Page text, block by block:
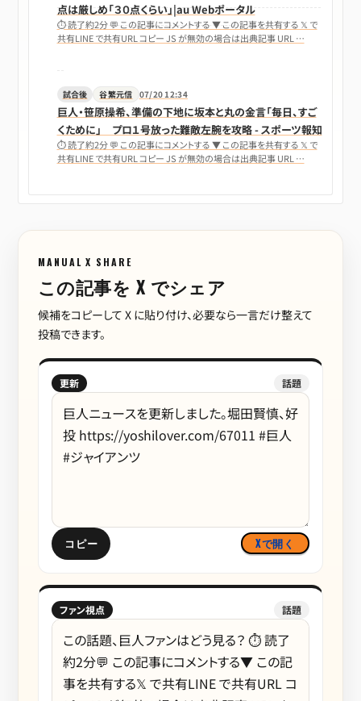
点は厳しめ「３０点くらい」|au Webポータル
⏱ 読了約2分 💬 この記事にコメントする ▼ この記事を共有する 𝕏 で
共有LINE で共有URL コピー JS が無効の場合は出典記事 URL …
試合後 谷繁元信 07/20 12:34
巨人・笹原操希、準備の下地に坂本と丸の金言「毎日、すご
くために」 プロ１号放った難敵左腕を攻略 - スポーツ報知
⏱ 読了約2分 💬 この記事にコメントする ▼ この記事を共有する 𝕏 で
共有LINE で共有URL コピー JS が無効の場合は出典記事 URL …
MANUAL X SHARE
この記事を X でシェア
候補をコピーして X に貼り付け、必要なら一言だけ整えて
投稿できます。
更新 話題
コピー Xで開く
ファン視点 話題